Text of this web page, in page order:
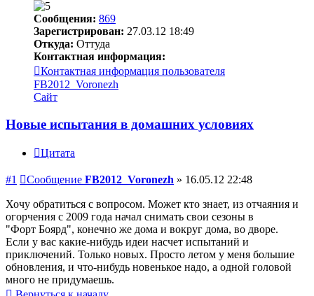
Сообщения: 869
Зарегистрирован: 27.03.12 18:49
Откуда: Оттуда
Контактная информация:
Контактная информация пользователя
FB2012_Voronezh
Сайт
Новые испытания в домашних условиях
Цитата
#1 Сообщение FB2012_Voronezh » 16.05.12 22:48
Хочу обратиться с вопросом. Может кто знает, из отчаяния и
огорчения с 2009 года начал снимать свои сезоны в
"Форт Боярд", конечно же дома и вокруг дома, во дворе.
Если у вас какие-нибудь идеи насчет испытаний и
приключений. Только новых. Просто летом у меня большие
обновления, и что-нибудь новенькое надо, а одной головой
много не придумаешь.